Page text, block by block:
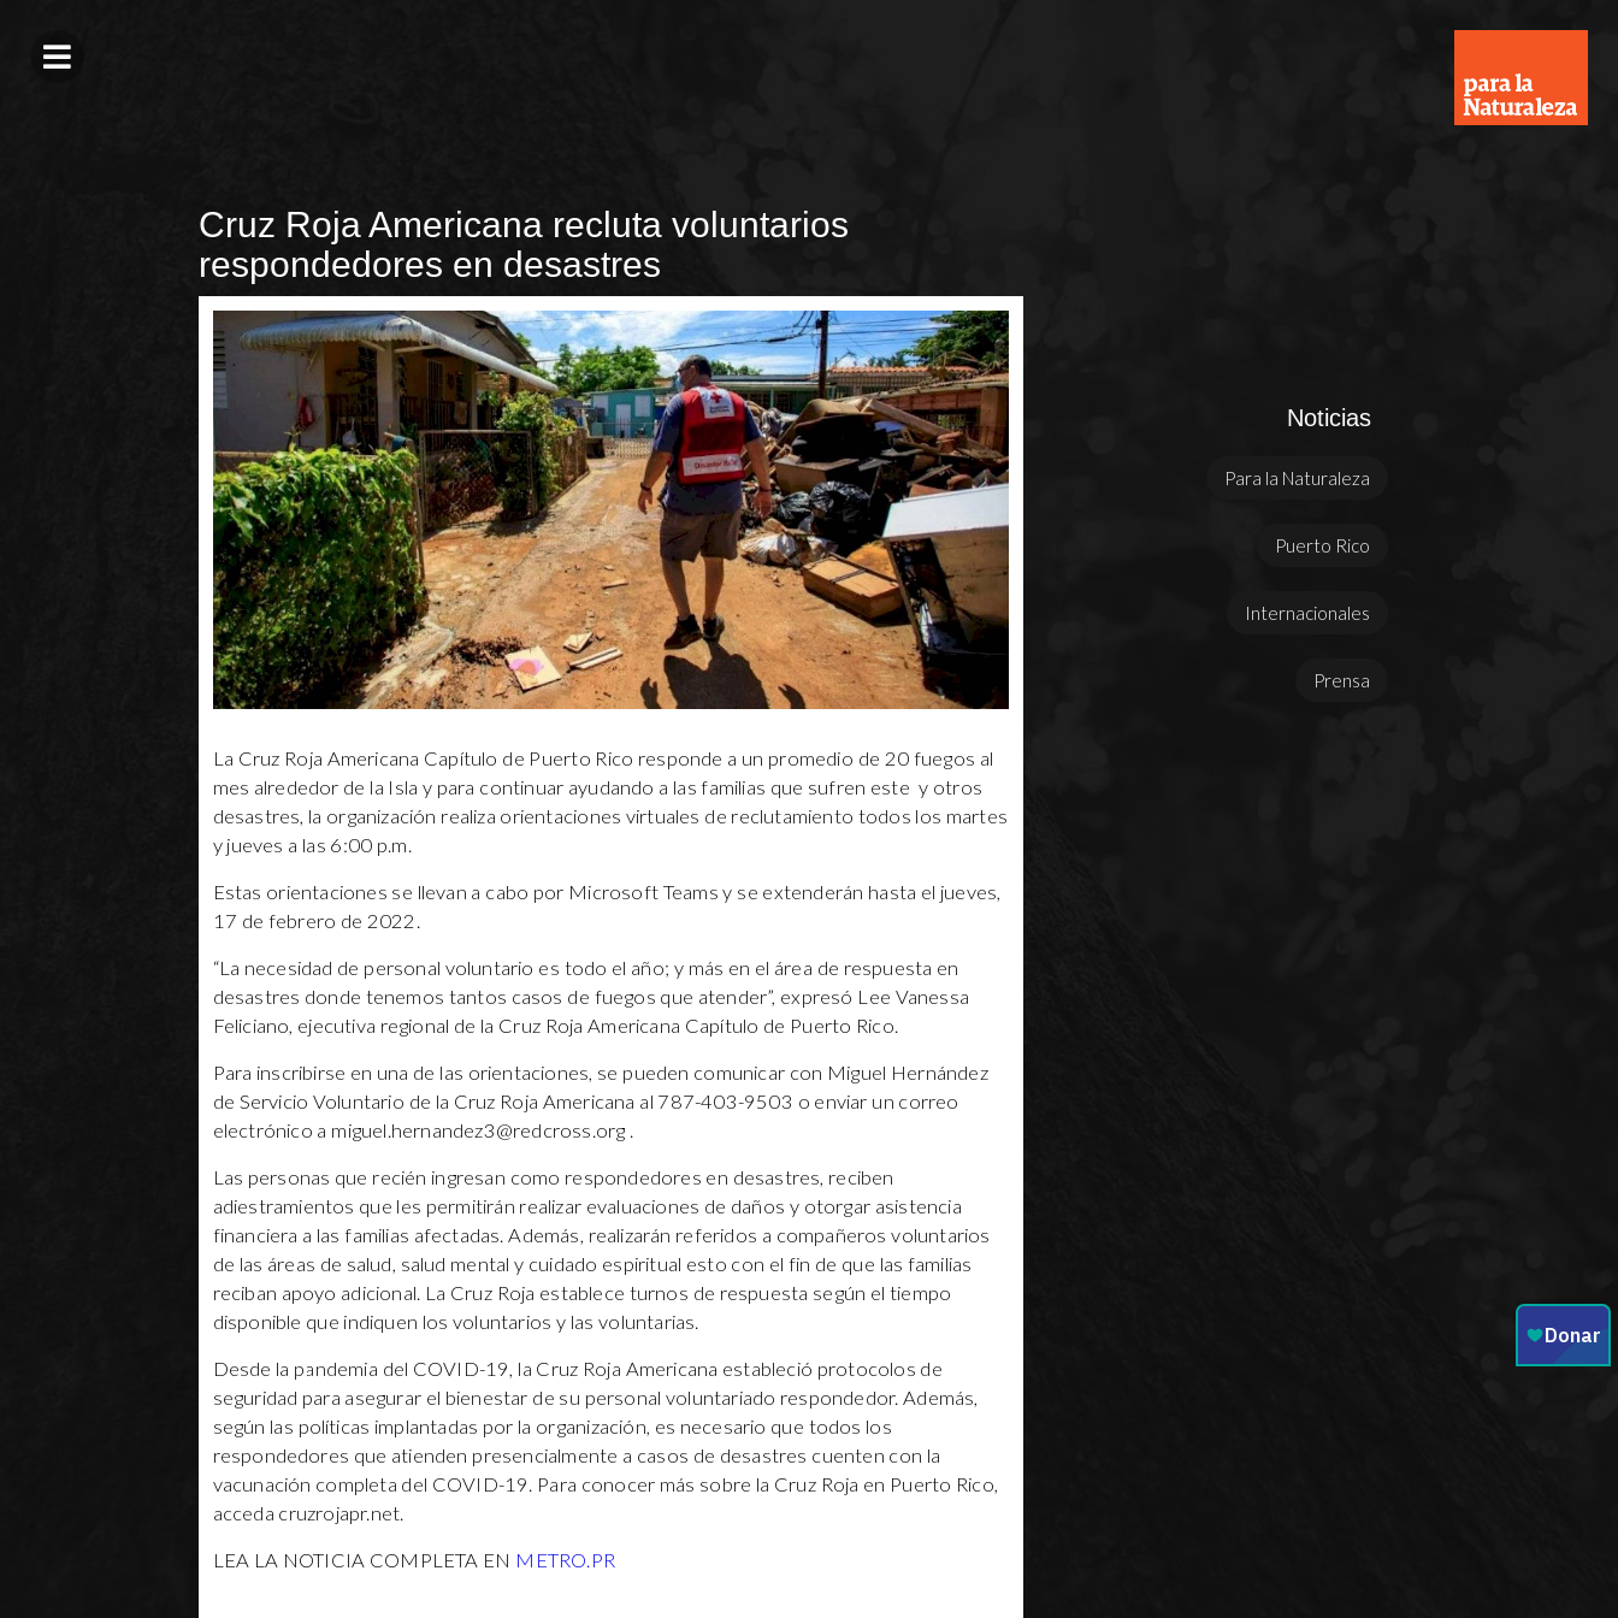
Cruz Roja Americana recluta voluntarios
respondedores en desastres
La Cruz Roja Americana Capítulo de Puerto Rico responde a un promedio de 20 fuegos al
mes alrededor de la Isla y para continuar ayudando a las familias que sufren este y otros
desastres, la organización realiza orientaciones virtuales de reclutamiento todos los martes
y jueves a las 6:00 p.m.
Estas orientaciones se llevan a cabo por Microsoft Teams y se extenderán hasta el jueves,
17 de febrero de 2022.
“La necesidad de personal voluntario es todo el año; y más en el área de respuesta en
desastres donde tenemos tantos casos de fuegos que atender”, expresó Lee Vanessa
Feliciano, ejecutiva regional de la Cruz Roja Americana Capítulo de Puerto Rico.
Para inscribirse en una de las orientaciones, se pueden comunicar con Miguel Hernández
de Servicio Voluntario de la Cruz Roja Americana al 787-403-9503 o enviar un correo
electrónico a miguel.hernandez3@redcross.org .
Las personas que recién ingresan como respondedores en desastres, reciben
adiestramientos que les permitirán realizar evaluaciones de daños y otorgar asistencia
financiera a las familias afectadas. Además, realizarán referidos a compañeros voluntarios
de las áreas de salud, salud mental y cuidado espiritual esto con el fin de que las familias
reciban apoyo adicional. La Cruz Roja establece turnos de respuesta según el tiempo
disponible que indiquen los voluntarios y las voluntarias.
Desde la pandemia del COVID-19, la Cruz Roja Americana estableció protocolos de
seguridad para asegurar el bienestar de su personal voluntariado respondedor. Además,
según las políticas implantadas por la organización, es necesario que todos los
respondedores que atienden presencialmente a casos de desastres cuenten con la
vacunación completa del COVID-19. Para conocer más sobre la Cruz Roja en Puerto Rico,
acceda cruzrojapr.net.
LEA LA NOTICIA COMPLETA EN METRO.PR
Noticias
Para la Naturaleza
Puerto Rico
Internacionales
Prensa